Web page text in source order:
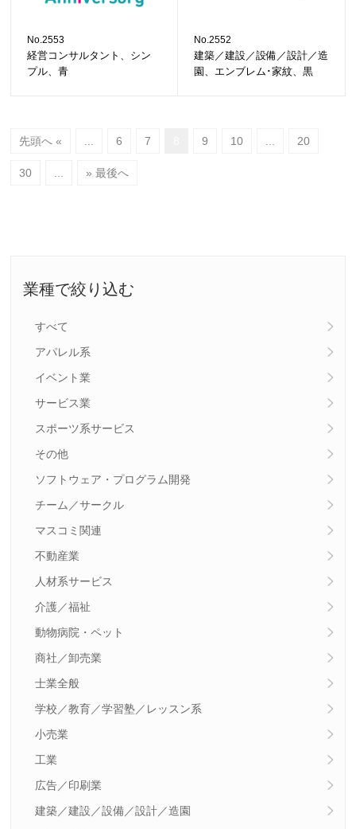
業種で絞り込む
すべて
アパレル系
イベント業
サービス業
スポーツ系サービス
その他
ソフトウェア・プログラム開発
チーム／サークル
マスコミ関連
不動産業
人材系サービス
介護／福祉
動物病院・ペット
商社／卸売業
士業全般
学校／教育／学習塾／レッスン系
小売業
工業
広告／印刷業
建築／建設／設備／設計／造園
No.2553
経営コンサルタント、シン
プル、青
No.2552
建築／建設／設備／設計／造
園、エンブレム･家紋、黒
先頭へ « ... 6 7 9 10 ... 20
30 ... » 最後へ